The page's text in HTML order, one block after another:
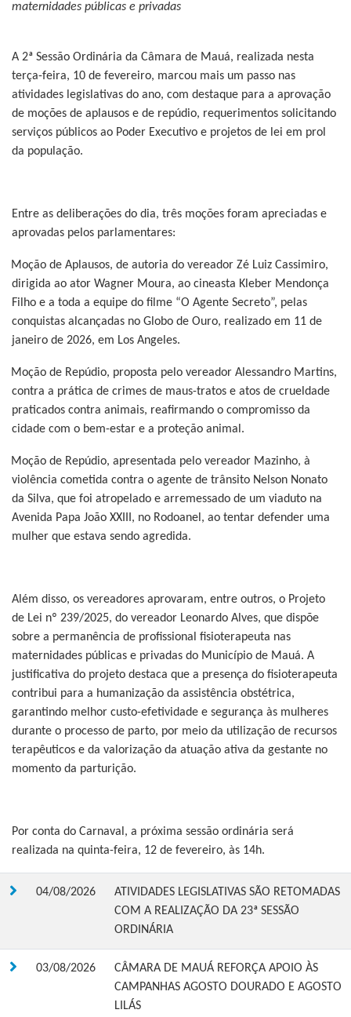
maternidades públicas e privadas
A 2ª Sessão Ordinária da Câmara de Mauá, realizada nesta
terça-feira, 10 de fevereiro, marcou mais um passo nas
atividades legislativas do ano, com destaque para a aprovação
de moções de aplausos e de repúdio, requerimentos solicitando
serviços públicos ao Poder Executivo e projetos de lei em prol
da população.
Entre as deliberações do dia, três moções foram apreciadas e
aprovadas pelos parlamentares:
Moção de Aplausos, de autoria do vereador Zé Luiz Cassimiro,
dirigida ao ator Wagner Moura, ao cineasta Kleber Mendonça
Filho e a toda a equipe do filme “O Agente Secreto”, pelas
conquistas alcançadas no Globo de Ouro, realizado em 11 de
janeiro de 2026, em Los Angeles.
Moção de Repúdio, proposta pelo vereador Alessandro Martins,
contra a prática de crimes de maus-tratos e atos de crueldade
praticados contra animais, reafirmando o compromisso da
cidade com o bem-estar e a proteção animal.
Moção de Repúdio, apresentada pelo vereador Mazinho, à
violência cometida contra o agente de trânsito Nelson Nonato
da Silva, que foi atropelado e arremessado de um viaduto na
Avenida Papa João XXIII, no Rodoanel, ao tentar defender uma
mulher que estava sendo agredida.
Além disso, os vereadores aprovaram, entre outros, o Projeto
de Lei nº 239/2025, do vereador Leonardo Alves, que dispõe
sobre a permanência de profissional fisioterapeuta nas
maternidades públicas e privadas do Município de Mauá. A
justificativa do projeto destaca que a presença do fisioterapeuta
contribui para a humanização da assistência obstétrica,
garantindo melhor custo-efetividade e segurança às mulheres
durante o processo de parto, por meio da utilização de recursos
terapêuticos e da valorização da atuação ativa da gestante no
momento da parturição.
Por conta do Carnaval, a próxima sessão ordinária será
realizada na quinta-feira, 12 de fevereiro, às 14h.
04/08/2026
ATIVIDADES LEGISLATIVAS SÃO RETOMADAS
COM A REALIZAÇÃO DA 23ª SESSÃO
ORDINÁRIA
03/08/2026
CÂMARA DE MAUÁ REFORÇA APOIO ÀS
CAMPANHAS AGOSTO DOURADO E AGOSTO
LILÁS